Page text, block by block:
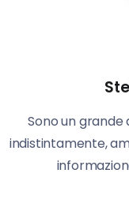
Sono un
indistintamente,